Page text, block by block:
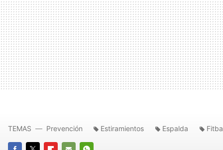
TEMAS Prevención Estiramientos Espalda